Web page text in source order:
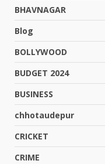
BHAVNAGAR
Blog
BOLLYWOOD
BUDGET 2024
BUSINESS
chhotaudepur
CRICKET
CRIME